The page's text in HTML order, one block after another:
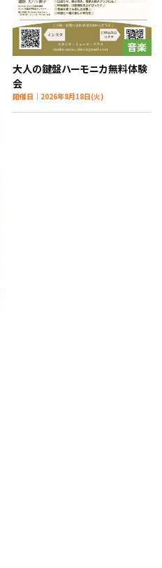
音楽
大人の鍵盤ハーモニカ無料体験
会
開催日｜2026年8月18日(火)